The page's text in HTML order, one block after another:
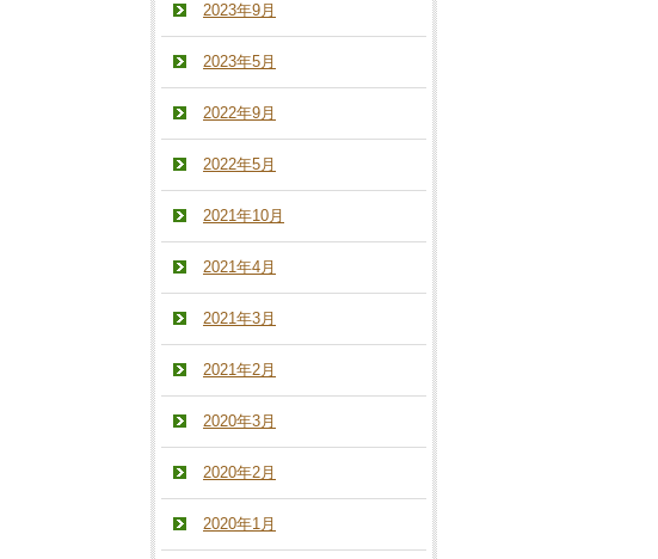
2023年9月
2023年5月
2022年9月
2022年5月
2021年10月
2021年4月
2021年3月
2021年2月
2020年3月
2020年2月
2020年1月